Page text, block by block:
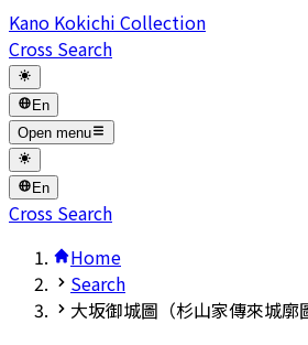
Kano Kokichi Collection
Cross Search
En
Open menu
En
Cross Search
Home
Search
大坂御城圖（杉山家傳來城廓